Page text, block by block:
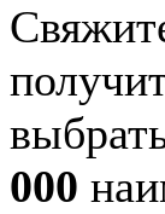
000